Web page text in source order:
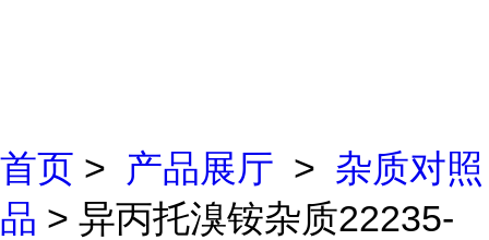
首页 > 产品展厅 > 杂质对照
品 > 异丙托溴铵杂质22235-